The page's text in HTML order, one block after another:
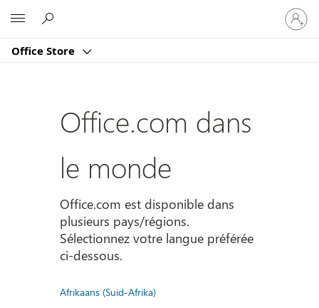
Office Store
vous
à
compte
Office.com dans
le monde
Office.com est disponible dans
plusieurs pays/régions.
Sélectionnez votre langue préférée
ci-dessous.
Afrikaans (Suid-Afrika)